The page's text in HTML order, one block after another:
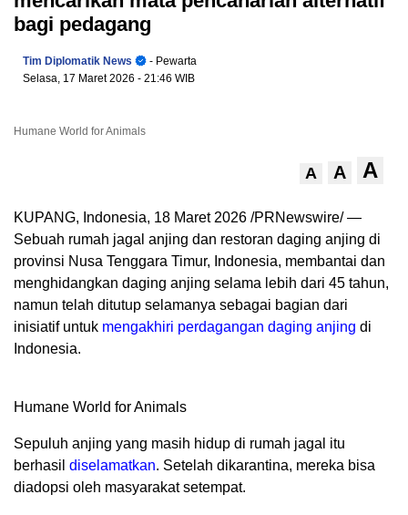
bagi pedagang
Tim Diplomatik News
- Pewarta
Selasa, 17 Maret 2026 - 21:46 WIB
Humane World for Animals
A A A
KUPANG, Indonesia, 18 Maret 2026 /PRNewswire/ —
Sebuah rumah jagal anjing dan restoran daging anjing di
provinsi Nusa Tenggara Timur, Indonesia, membantai dan
menghidangkan daging anjing selama lebih dari 45 tahun,
namun telah ditutup selamanya sebagai bagian dari
inisiatif untuk mengakhiri perdagangan daging anjing di
Indonesia.
Humane World for Animals
Sepuluh anjing yang masih hidup di rumah jagal itu
berhasil diselamatkan. Setelah dikarantina, mereka bisa
diadopsi oleh masyarakat setempat.